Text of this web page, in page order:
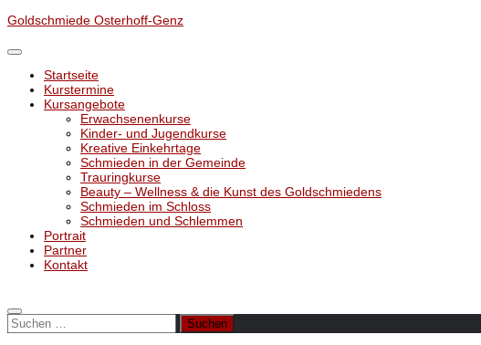
Unter
Inhalt
Goldschmiede Osterhoff-Genz
Startseite
Kurstermine
Kursangebote
Erwachsenenkurse
Kinder- und Jugendkurse
Kreative Einkehrtage
Schmieden in der Gemeinde
Trauringkurse
Beauty – Wellness & die Kunst des Goldschmiedens
Schmieden im Schloss
Schmieden und Schlemmen
Portrait
Partner
Kontakt
Suchen
nach: